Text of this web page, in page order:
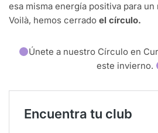
esa misma energía positiva para un
Voilà, hemos cerrado el círculo.
Únete a nuestro Círculo en
este invierno.